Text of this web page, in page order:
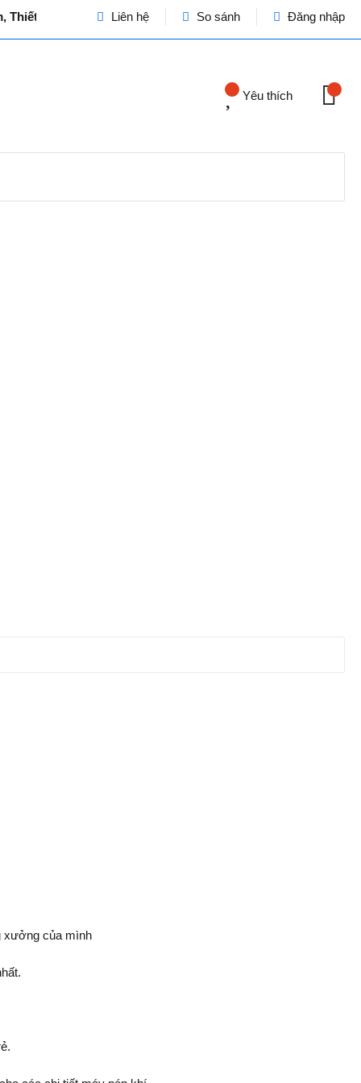
bị Dân dụng và Công nghiệp - Cơ quan chủ quản:
Liên hệ So sánh Đăng nhập
Yêu thích
xưởng của mình